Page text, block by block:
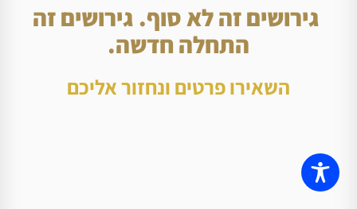
גירושים זה לא סוף. גירושים זה
התחלה חדשה.
השאירו פרטים ונחזור אליכם